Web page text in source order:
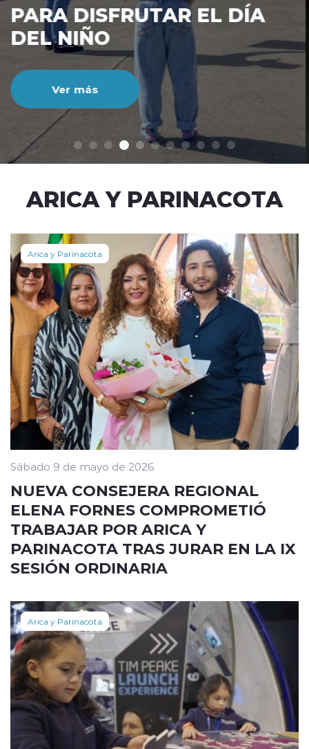
modo claro
CIENTO DURANTE EL MES
DE JULIO
Ver más
ARICA Y PARINACOTA
Arica y Parinacota
Sábado 9 de mayo de 2026
NUEVA CONSEJERA REGIONAL
ELENA FORNES COMPROMETIÓ
TRABAJAR POR ARICA Y
PARINACOTA TRAS JURAR EN LA IX
SESIÓN ORDINARIA
Arica y Parinacota